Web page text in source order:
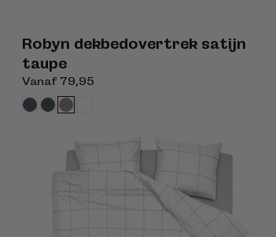
Robyn dekbedovertrek satijn
taupe
Normale
prijs
Vanaf 79,95